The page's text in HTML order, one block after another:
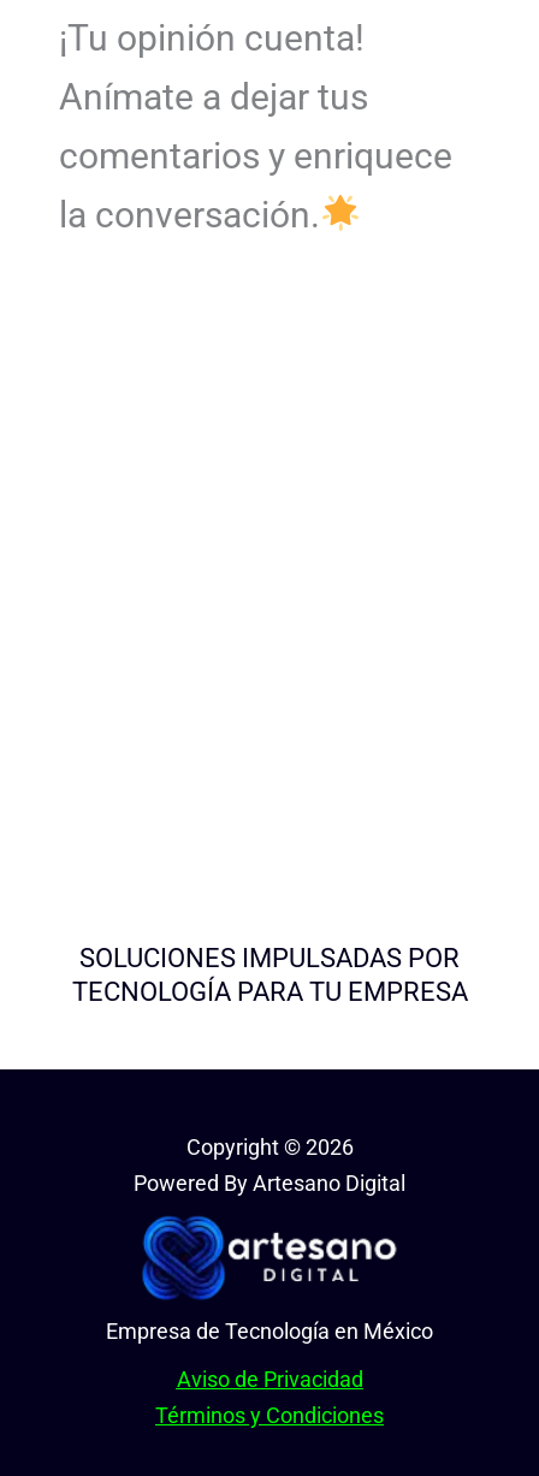
¡Tu opinión cuenta!
Anímate a dejar tus
comentarios y enriquece
la conversación.
SOLUCIONES IMPULSADAS POR
TECNOLOGÍA PARA TU EMPRESA
Copyright © 2026
Powered By Artesano Digital
Empresa de Tecnología en México
Aviso de Privacidad
Términos y Condiciones